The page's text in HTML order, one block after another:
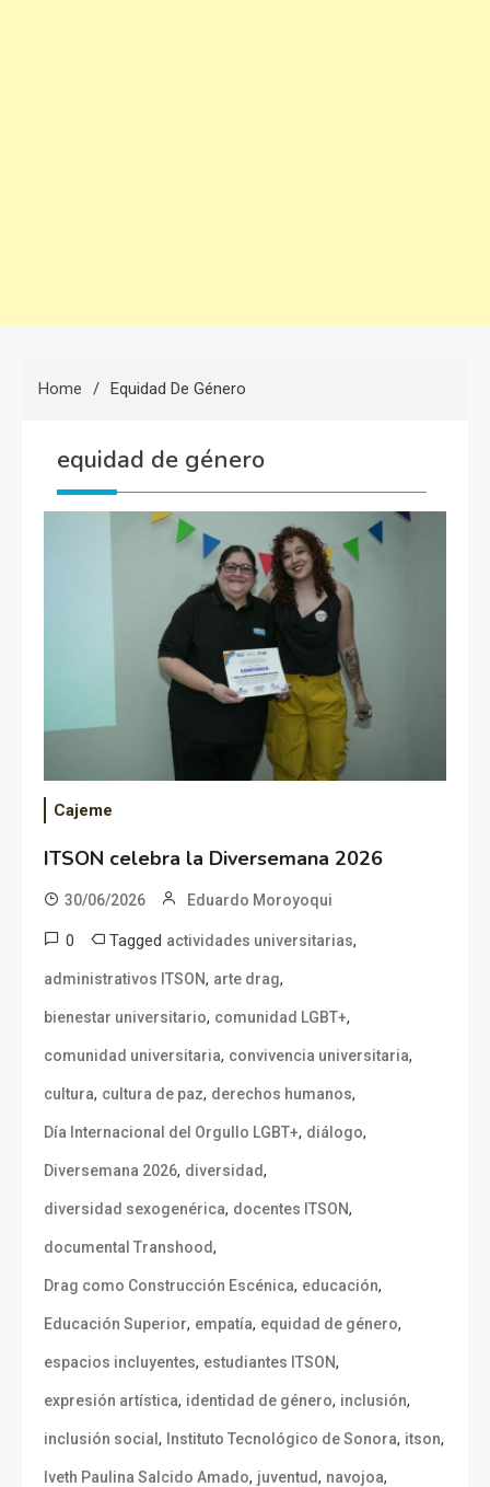
Home Equidad De Género
equidad de género
Cajeme
ITSON celebra la Diversemana 2026
30/06/2026 Eduardo Moroyoqui
0 Tagged actividades universitarias,
administrativos ITSON, arte drag,
bienestar universitario, comunidad LGBT+,
comunidad universitaria, convivencia universitaria,
cultura, cultura de paz, derechos humanos,
Día Internacional del Orgullo LGBT+, diálogo,
Diversemana 2026, diversidad,
diversidad sexogenérica, docentes ITSON,
documental Transhood,
Drag como Construcción Escénica, educación,
Educación Superior, empatía, equidad de género,
espacios incluyentes, estudiantes ITSON,
expresión artística, identidad de género, inclusión,
inclusión social, Instituto Tecnológico de Sonora, itson,
Iveth Paulina Salcido Amado, juventud, navojoa,